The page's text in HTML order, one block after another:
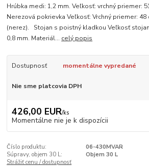
Hrúbka medi: 1,2 mm. Veľkosť: vrchný priemer:
Nerezová pokrievka Veľkosť: Vrchný priemer: 48
(nerez). Stojan s poistný kladkou Veľkosť
0,8 mm. Materiál... celý popis
Dostupnosť momentálne vypredané
Nie sme platcovia DPH
426,00 EUR/ks
Momentálne nie je k dispozícii
Číslo produktu:
06-430MVAR
Súpravy, objem 30 L:
Objem 30 L
Strážiť cenu / dostupnosť